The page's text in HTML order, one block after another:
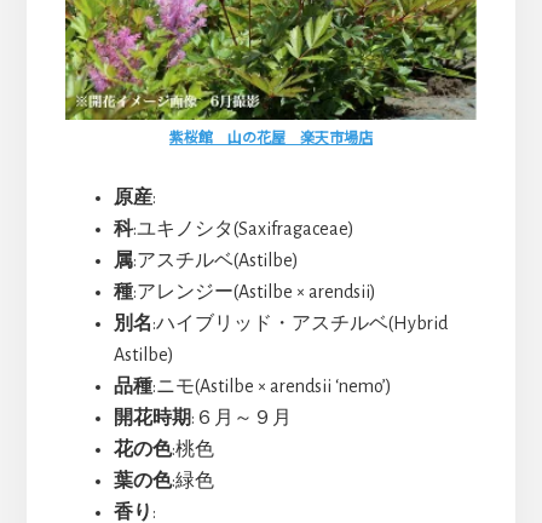
紫桜館 山の花屋 楽天市場店
原産:
科:ユキノシタ(Saxifragaceae)
属:アスチルベ(Astilbe)
種:アレンジー(Astilbe × arendsii)
別名:ハイブリッド・アスチルベ(Hybrid
Astilbe)
品種:ニモ(Astilbe × arendsii ‘nemo’)
開花時期:６月～９月
花の色:桃色
葉の色:緑色
香り :